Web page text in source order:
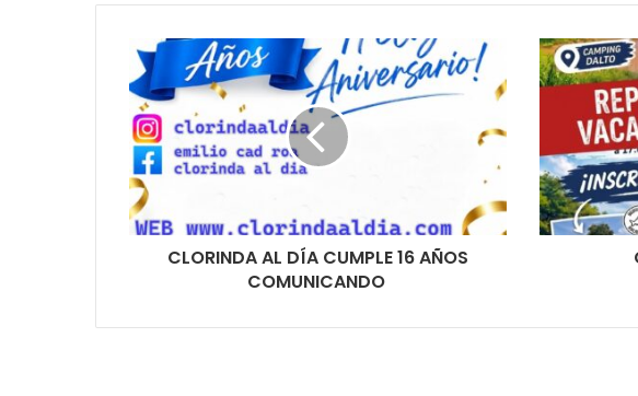
CLORINDA AL DÍA CUMPLE 16 AÑOS
COMUNICANDO